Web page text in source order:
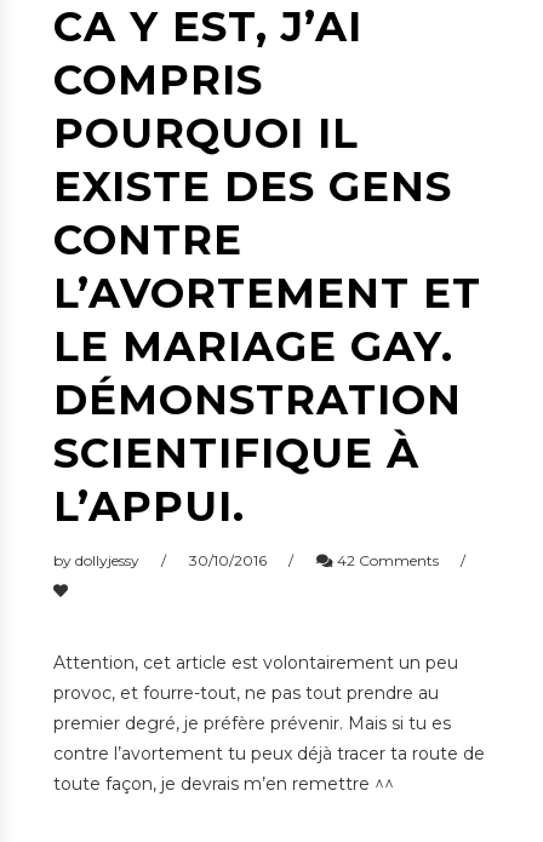
CA Y EST, J’AI
COMPRIS
POURQUOI IL
EXISTE DES GENS
CONTRE
L’AVORTEMENT ET
LE MARIAGE GAY.
DÉMONSTRATION
SCIENTIFIQUE À
L’APPUI.
by dollyjessy 30/10/2016 42 Comments
Attention, cet article est volontairement un peu
provoc, et fourre-tout, ne pas tout prendre au
premier degré, je préfère prévenir. Mais si tu es
contre l’avortement tu peux déjà tracer ta route de
toute façon, je devrais m’en remettre ^^